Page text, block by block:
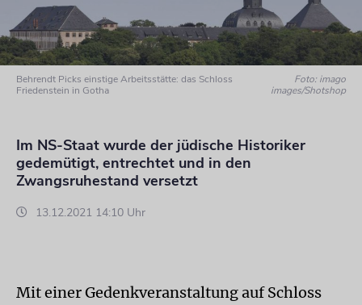
Behrendt Picks einstige Arbeitsstätte: das Schloss
Friedenstein in Gotha
Foto: imago
images/Shotshop
Im NS-Staat wurde der jüdische Historiker
gedemütigt, entrechtet und in den
Zwangsruhestand versetzt
13.12.2021 14:10 Uhr
Mit einer Gedenkveranstaltung auf Schloss